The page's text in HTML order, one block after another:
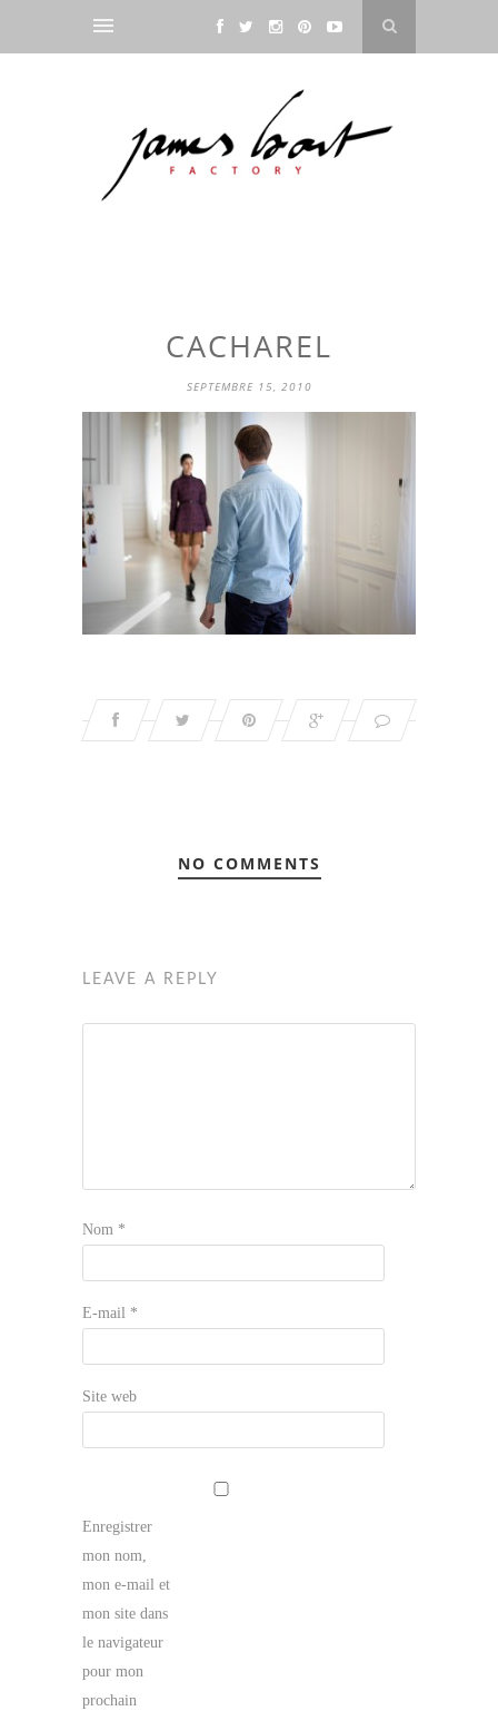
CACHAREL
SEPTEMBRE 15, 2010
NO COMMENTS
LEAVE A REPLY
Nom *
E-mail *
Site web
Enregistrer
mon nom,
mon e-mail et
mon site dans
le navigateur
pour mon
prochain